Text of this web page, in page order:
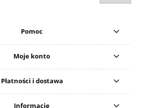
Pomoc
Moje konto
Płatności i dostawa
Informacje